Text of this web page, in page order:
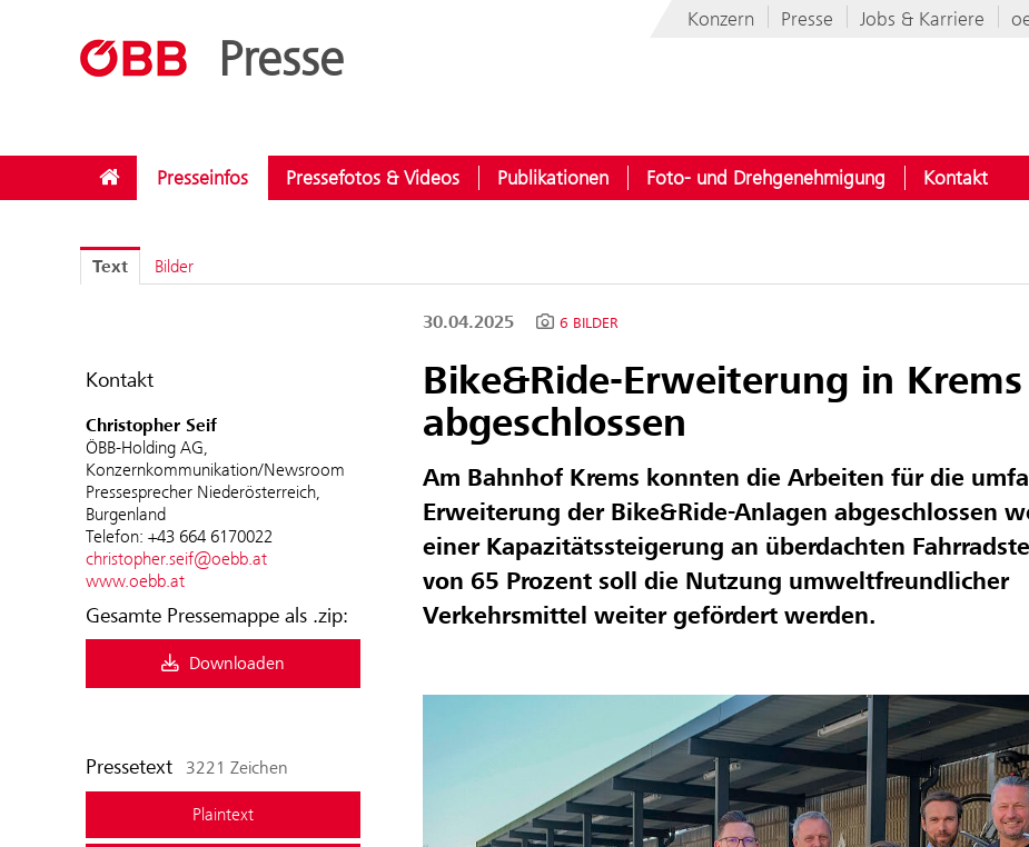
Presse
Konzern Presse Jobs & Karriere
Presseinfos Pressefotos & Videos Publikationen Foto- und Drehgenehmigung Kontakt
Text Bilder
Kontakt
Christopher Seif
ÖBB-Holding AG,
Konzernkommunikation/Newsroom
Pressesprecher Niederösterreich,
Burgenland
Telefon: +43 664 6170022
christopher.seif@oebb.at
www.oebb.at
Gesamte Pressemappe als .zip:
Downloaden
Pressetext 3221 Zeichen
Plaintext
30.04.2025 6 BILDER
Bike&Ride-Erweiterung in Krems
abgeschlossen
Am Bahnhof Krems konnten die Arbeiten für die
Erweiterung der Bike&Ride-Anlagen abgeschlossen
einer Kapazitätssteigerung an überdachten
von 65 Prozent soll die Nutzung umweltfreundlicher
Verkehrsmittel weiter gefördert werden.